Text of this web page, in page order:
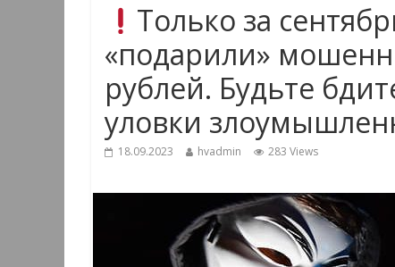
Только за
«подарили»
рублей. Будьте
уловки
18.09.2023 hvadmin 283 Views